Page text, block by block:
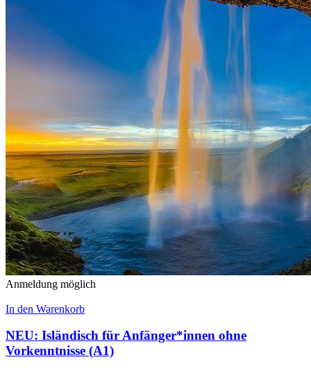
Anmeldung möglich
In den Warenkorb
NEU: Isländisch für Anfänger*innen ohne
Vorkenntnisse (A1)